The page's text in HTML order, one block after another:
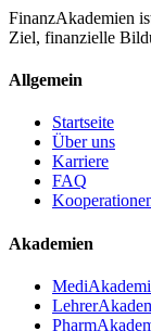
FinanzAkademien
Ziel, finanzielle
Allgemein
Startseite
Über uns
Karriere
FAQ
Akademien